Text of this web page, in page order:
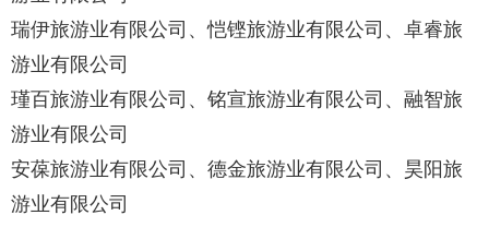
瑞伊旅游业有限公司、恺铿旅游业有限公司、卓睿旅
游业有限公司
瑾百旅游业有限公司、铭宣旅游业有限公司、融智旅
游业有限公司
安葆旅游业有限公司、德金旅游业有限公司、昊阳旅
游业有限公司